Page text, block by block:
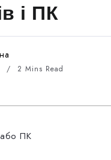
і ПК
2 Mins Read
або ПК